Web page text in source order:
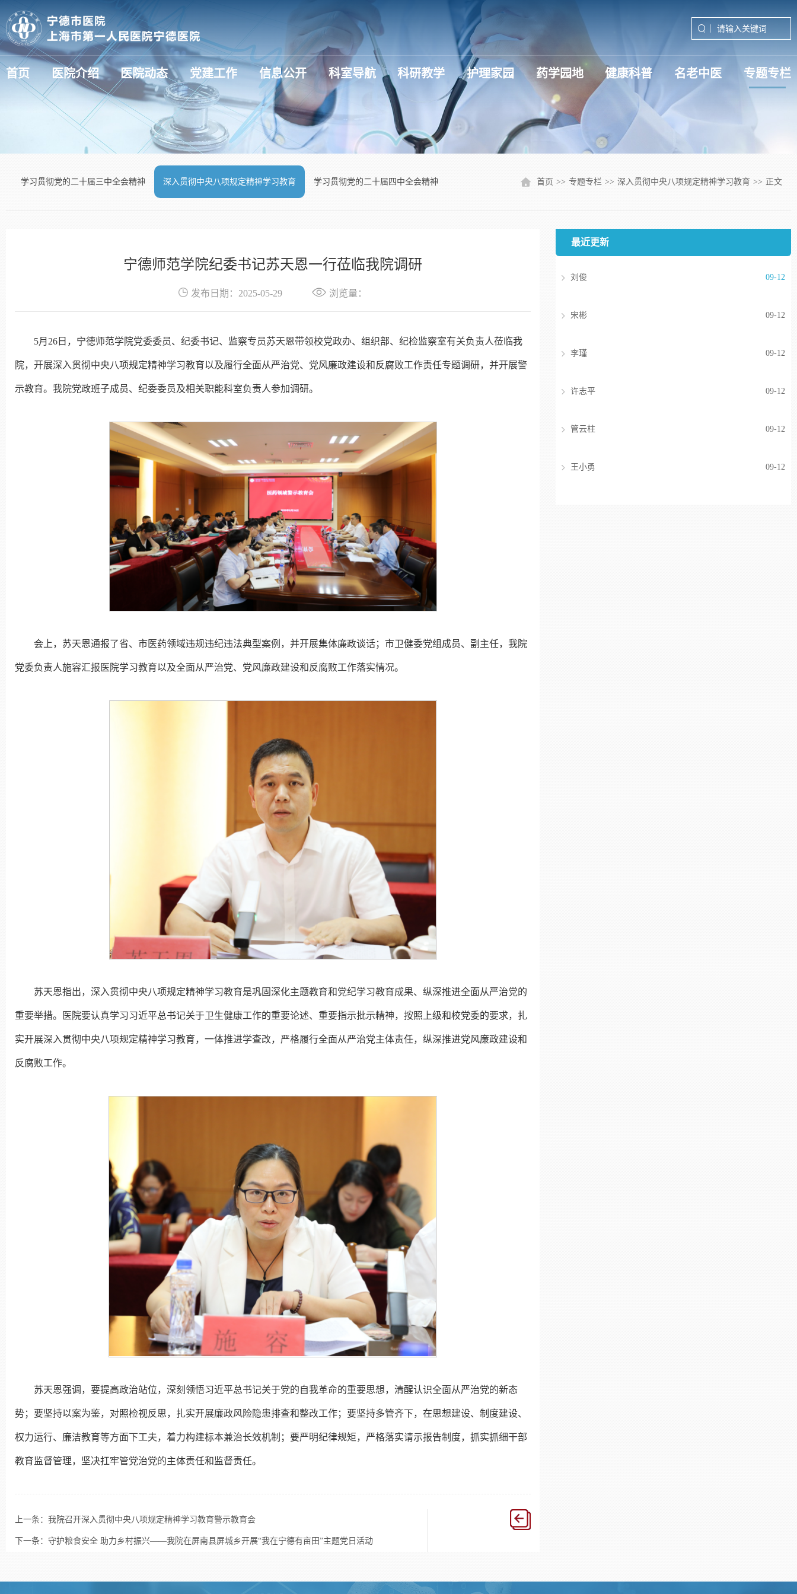
首页 医院介绍 医院动态 党建工作 信息公开 科室导航 科研教学 护理家园 药学园地 健康科普 名老中医 专题专栏
学习贯彻党的二十届三中全会精神 深入贯彻中央八项规定精神学习教育 学习贯彻党的二十届四中全会精神 首页 >> 专题专栏 >> 深入贯彻中央八项规定精神学习教育 >> 正文
宁德师范学院纪委书记苏天恩一行莅临我院调研
发布日期：2025-05-29 浏览量：
5月26日，宁德师范学院党委委员、纪委书记、监察专员苏天恩带领校党政办、组织部、纪检监察室有关负责人莅临我
院，开展深入贯彻中央八项规定精神学习教育以及履行全面从严治党、党风廉政建设和反腐败工作责任专题调研，并开展警
示教育。我院党政班子成员、纪委委员及相关职能科室负责人参加调研。
会上，苏天恩通报了省、市医药领域违规违纪违法典型案例，并开展集体廉政谈话；市卫健委党组成员、副主任，我院
党委负责人施容汇报医院学习教育以及全面从严治党、党风廉政建设和反腐败工作落实情况。
苏天恩指出，深入贯彻中央八项规定精神学习教育是巩固深化主题教育和党纪学习教育成果、纵深推进全面从严治党的
重要举措。医院要认真学习习近平总书记关于卫生健康工作的重要论述、重要指示批示精神，按照上级和校党委的要求，扎
实开展深入贯彻中央八项规定精神学习教育，一体推进学查改，严格履行全面从严治党主体责任，纵深推进党风廉政建设和
反腐败工作。
苏天恩强调，要提高政治站位，深刻领悟习近平总书记关于党的自我革命的重要思想，清醒认识全面从严治党的新态
势；要坚持以案为鉴，对照检视反思，扎实开展廉政风险隐患排查和整改工作；要坚持多管齐下，在思想建设、制度建设、
权力运行、廉洁教育等方面下工夫，着力构建标本兼治长效机制；要严明纪律规矩，严格落实请示报告制度，抓实抓细干部
教育监督管理，坚决扛牢管党治党的主体责任和监督责任。
上一条： 我院召开深入贯彻中央八项规定精神学习教育警示教育会
下一条： 守护粮食安全 助力乡村振兴——我院在屏南县屏城乡开展“我在宁德有亩田”主题党日活动
最近更新
刘俊 09-12
宋彬 09-12
李瑾 09-12
许志平 09-12
管云柱 09-12
王小勇 09-12